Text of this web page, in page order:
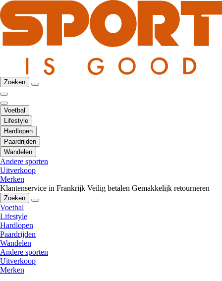
Zoeken
Voetbal
Lifestyle
Hardlopen
Paardrijden
Wandelen
Andere sporten
Uitverkoop
Merken
Klantenservice in Frankrijk Veilig betalen Gemakkelijk retourneren
Zoeken
Voetbal
Lifestyle
Hardlopen
Paardrijden
Wandelen
Andere sporten
Uitverkoop
Merken